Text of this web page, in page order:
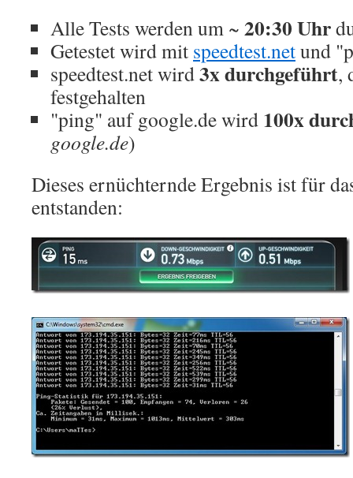
Alle Tests werden um ~ 20:30 Uhr
Getestet wird mit speedtest.netund
speedtest.net wird3x durchgeführt,
festgehalten
"ping" auf google.de wird 100x
google.de)
Dieses ernüchternde Ergebnis ist für
entstanden: